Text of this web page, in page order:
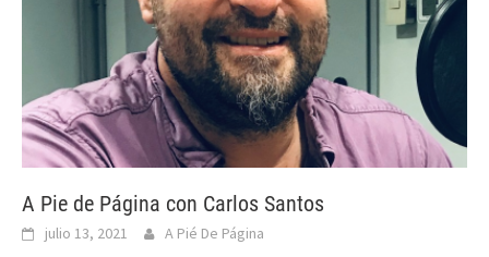
A Pie de Página con Carlos Santos
julio 13, 2021 A Pié De Página